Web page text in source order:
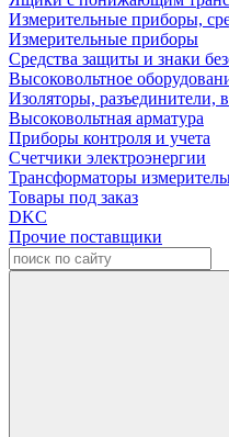
Измерительные приборы,
Измерительные приборы
Средства защиты и знаки
Высоковольтное
Изоляторы, разъединители,
Высоковольтная арматура
Приборы контроля и учета
Счетчики электроэнергии
Трансформаторы
Товары под заказ
DKC
Прочие поставщики